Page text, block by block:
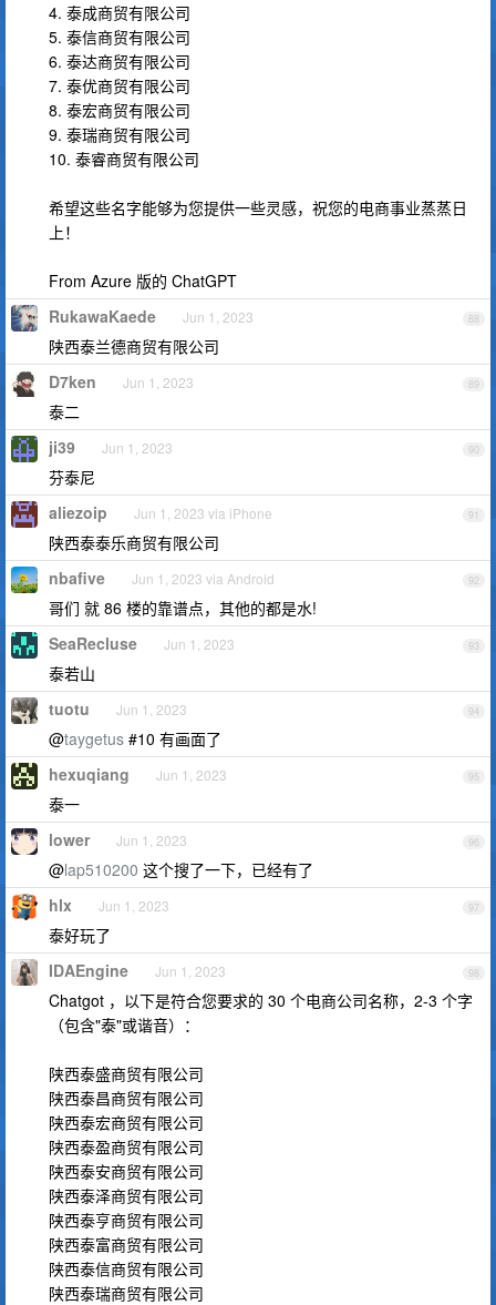
4. 泰成商贸有限公司
5. 泰信商贸有限公司
6. 泰达商贸有限公司
7. 泰优商贸有限公司
8. 泰宏商贸有限公司
9. 泰瑞商贸有限公司
10. 泰睿商贸有限公司
希望这些名字能够为您提供一些灵感，祝您的电商事业蒸蒸日
上！
From Azure 版的 ChatGPT
88
RukawaKaede Jun 1, 2023
陕西泰兰德商贸有限公司
89
D7ken Jun 1, 2023
泰二
90
ji39 Jun 1, 2023
芬泰尼
91
aliezoip Jun 1, 2023 via iPhone
陕西泰泰乐商贸有限公司
92
nbafive Jun 1, 2023 via Android
哥们 就 86 楼的靠谱点，其他的都是水!
93
SeaRecluse Jun 1, 2023
泰若山
94
tuotu Jun 1, 2023
@taygetus #10 有画面了
95
hexuqiang Jun 1, 2023
泰一
96
lower Jun 1, 2023
@lap510200 这个搜了一下，已经有了
97
hlx Jun 1, 2023
泰好玩了
98
IDAEngine Jun 1, 2023
Chatgot ，以下是符合您要求的 30 个电商公司名称，2-3 个字
（包含"泰"或谐音）：
陕西泰盛商贸有限公司
陕西泰昌商贸有限公司
陕西泰宏商贸有限公司
陕西泰盈商贸有限公司
陕西泰安商贸有限公司
陕西泰泽商贸有限公司
陕西泰亨商贸有限公司
陕西泰富商贸有限公司
陕西泰信商贸有限公司
陕西泰瑞商贸有限公司